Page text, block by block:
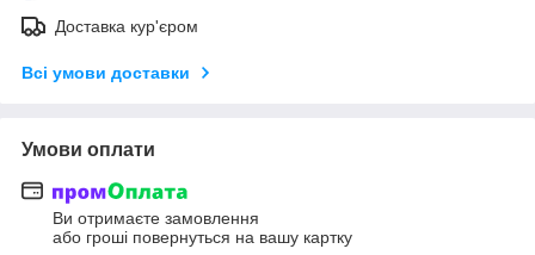
Доставка кур'єром
Всі умови доставки
Умови оплати
Ви отримаєте замовлення
або гроші повернуться на вашу картку